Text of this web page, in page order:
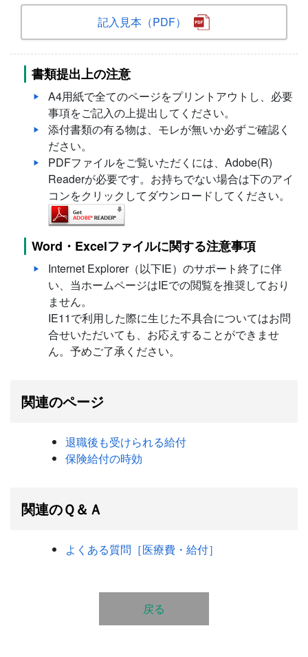
記入見本（PDF）
書類提出上の注意
A4用紙で全てのページをプリントアウトし、必要
事項をご記入の上提出してください。
添付書類の有る物は、モレが無いか必ずご確認く
ださい。
PDFファイルをご覧いただくには、Adobe(R)
Readerが必要です。お持ちでない場合は下のアイ
コンをクリックしてダウンロードしてください。
Word・Excelファイルに関する注意事項
Internet Explorer（以下IE）のサポート終了に伴
い、当ホームページはIEでの閲覧を推奨しており
ません。
IE11で利用した際に生じた不具合についてはお問
合せいただいても、お応えすることができませ
ん。予めご了承ください。
関連のページ
退職後も受けられる給付
保険給付の時効
関連のＱ＆Ａ
よくある質問［医療費・給付］
戻る